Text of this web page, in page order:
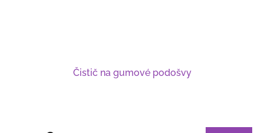
Čistič na gumové podošvy